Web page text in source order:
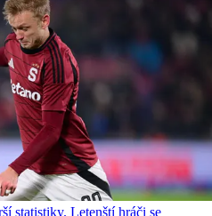
statistiky. Letenští hráči se